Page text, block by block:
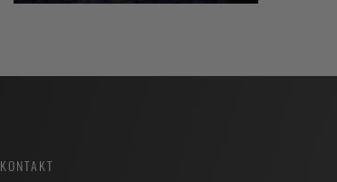
KONTAKT